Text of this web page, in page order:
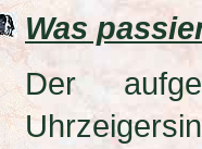
Was
Der